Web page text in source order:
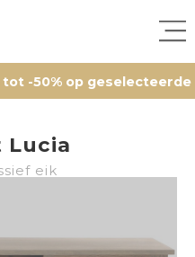
op geselecteerde
Lucia
eik